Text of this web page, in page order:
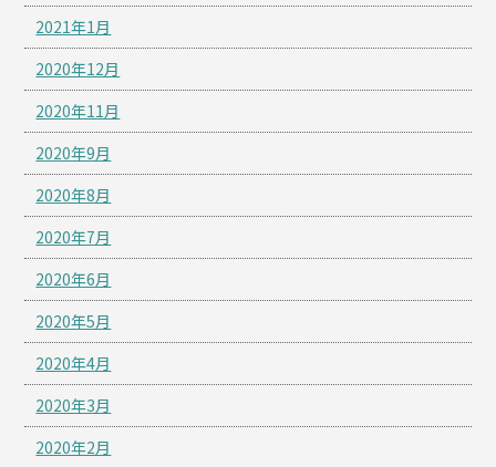
2021年1月
2020年12月
2020年11月
2020年9月
2020年8月
2020年7月
2020年6月
2020年5月
2020年4月
2020年3月
2020年2月